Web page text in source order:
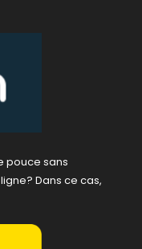
pouce sans
Dans ce cas,